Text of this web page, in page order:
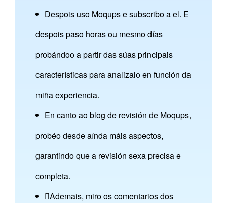
Despois uso Moqups e subscribo a el. E
despois paso horas ou mesmo días
probándoo a partir das súas principais
características para analizalo en función da
miña experiencia.
En canto ao blog de revisión de Moqups,
probéo desde aínda máis aspectos,
garantindo que a revisión sexa precisa e
completa.
Ademais, miro os comentarios dos